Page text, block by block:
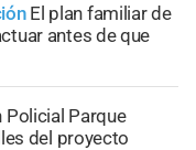
El plan familiar de
antes de que
Policial Parque
del proyecto